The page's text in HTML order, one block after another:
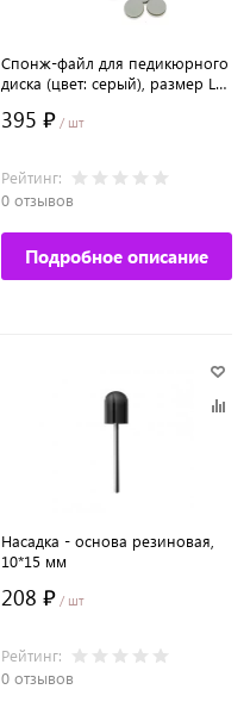
Спонж-файл для педикюрного
диска (цвет: серый), размер L
395 ₽ / шт
Рейтинг:
0 отзывов
Подробное описание
Насадка - основа резиновая,
10*15 мм
208 ₽ / шт
Рейтинг:
0 отзывов